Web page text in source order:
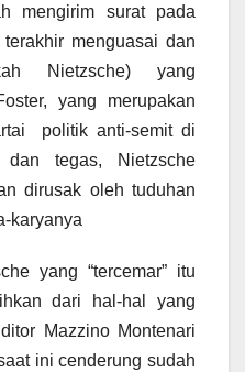
mengirim surat pada
menguasai dan
Nietzsche) yang
yang merupakan
politik anti-semit di
tegas, Nietzsche
dirusak oleh tuduhan
karyanya
yang “tercemar” itu
dari hal-hal yang
Mazzino Montenari
ini cenderung sudah